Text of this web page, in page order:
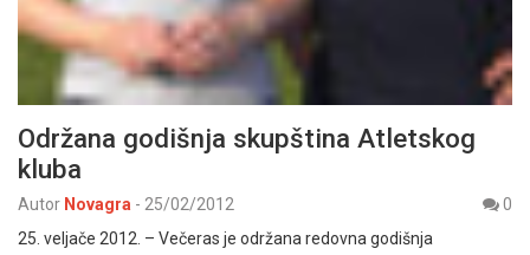
Održana godišnja skupština Atletskog
kluba
Autor Novagra - 25/02/2012
0
25. veljače 2012. – Večeras je održana redovna godišnja